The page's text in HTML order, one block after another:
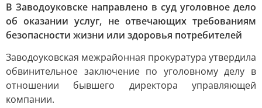
В Заводоуковске направлено в суд уголовное дело
об оказании услуг, не отвечающих требованиям
безопасности жизни или здоровья потребителей
Заводоуковская межрайонная прокуратура утвердила
обвинительное заключение по уголовному делу в
отношении бывшего директора управляющей
компании.